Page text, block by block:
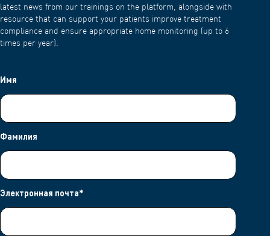
latest news from our trainings on the platform, alongside with
resource that can support your patients improve treatment
compliance and ensure appropriate home monitoring (up to 6
times per year).
Имя
Фамилия
Электронная почта*